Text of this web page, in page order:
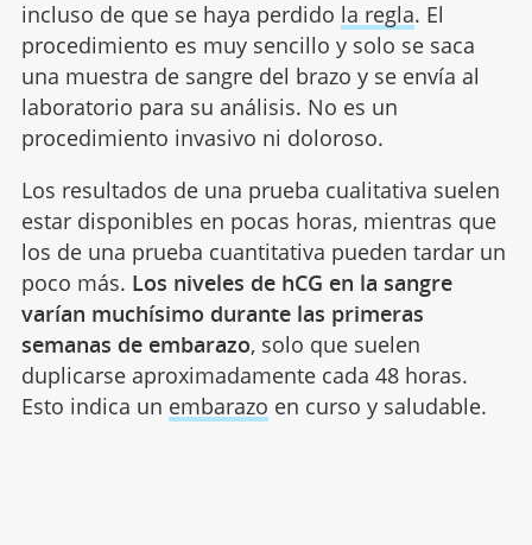
incluso de que se haya perdido la regla. El
procedimiento es muy sencillo y solo se saca
una muestra de sangre del brazo y se envía al
laboratorio para su análisis. No es un
procedimiento invasivo ni doloroso.
Los resultados de una prueba cualitativa suelen
estar disponibles en pocas horas, mientras que
los de una prueba cuantitativa pueden tardar un
poco más. Los niveles de hCG en la sangre
varían muchísimo durante las primeras
semanas de embarazo, solo que suelen
duplicarse aproximadamente cada 48 horas.
Esto indica un embarazo en curso y saludable.